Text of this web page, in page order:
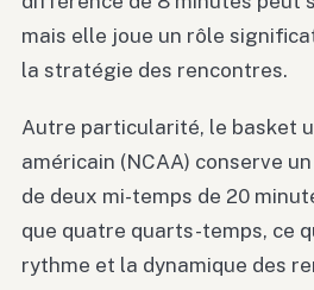
mais elle joue un rôle
la stratégie des rencontres.
Autre particularité, le basket
américain (NCAA) conserve
de deux mi-temps de 20
que quatre quarts-temps, ce
rythme et la dynamique des